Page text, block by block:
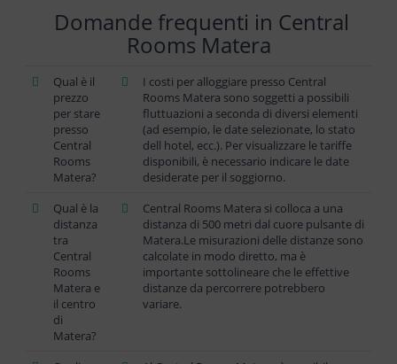
Domande frequenti in Central
Rooms Matera
Qual è il
prezzo
per stare
presso
Central
Rooms
Matera?
I costi per alloggiare presso Central
Rooms Matera sono soggetti a possibili
fluttuazioni a seconda di diversi elementi
(ad esempio, le date selezionate, lo stato
dell hotel, ecc.). Per visualizzare le tariffe
disponibili, è necessario indicare le date
desiderate per il soggiorno.
Qual è la
distanza
tra
Central
Rooms
Matera e
il centro
di
Matera?
Central Rooms Matera si colloca a una
distanza di 500 metri dal cuore pulsante di
Matera.Le misurazioni delle distanze sono
calcolate in modo diretto, ma è
importante sottolineare che le effettive
distanze da percorrere potrebbero
variare.